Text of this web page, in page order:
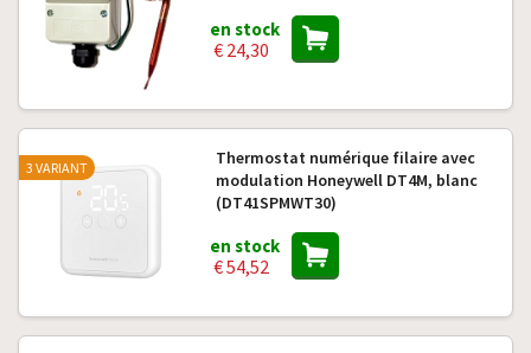
en stock
€ 24,30
Thermostat numérique filaire avec
modulation Honeywell DT4M, blanc
(DT41SPMWT30)
en stock
€ 54,52
3 VARIANT